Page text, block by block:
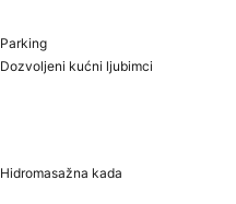
Parking
Dozvoljeni kućni ljubimci
Hidromasažna kada